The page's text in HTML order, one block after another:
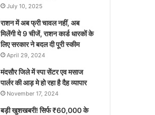
July 10, 2025
राशन में अब फ्री चावल नहीं, अब
मिलेंगी ये 9 चीजें, राशन कार्ड धारकों के
लिए सरकार ने बदल दी पूरी स्कीम
April 29, 2024
मंदसौर जिले में स्पा सेंटर एव मसाज
पार्लर की आड़ मे हो रहा है दैह व्यापार
November 17, 2024
बड़ी खुशखबरी! सिर्फ ₹60,000 के